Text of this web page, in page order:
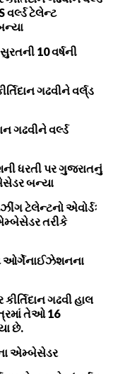
ટેલેન્ટ
10 વર્ષની
ગઢવીને વર્લ્‌ડ
ગઢવીને વર્લ્ડ
ધરતી પર ગુજરાતનું
બન્યા
ટેલેન્ટનો એવોર્ડઃ
તરીકે
ઓર્ગેનાઈઝેશનના
ગઢવી હાલ
તેઓ 16
છે.
એમ્બેસેડર